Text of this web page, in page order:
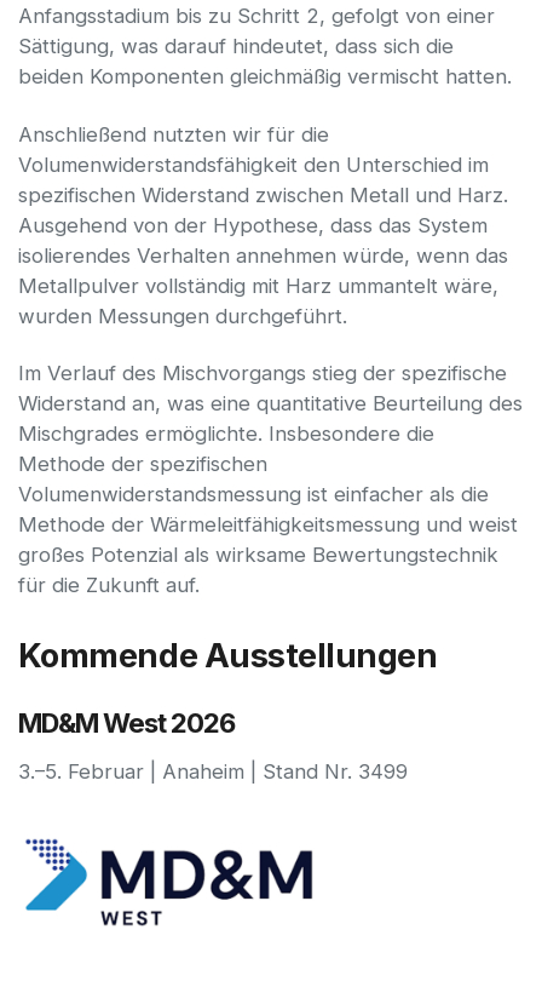
Anfangsstadium bis zu Schritt 2, gefolgt von einer
Sättigung, was darauf hindeutet, dass sich die
beiden Komponenten gleichmäßig vermischt hatten.
Anschließend nutzten wir für die
Volumenwiderstandsfähigkeit den Unterschied im
spezifischen Widerstand zwischen Metall und Harz.
Ausgehend von der Hypothese, dass das System
isolierendes Verhalten annehmen würde, wenn das
Metallpulver vollständig mit Harz ummantelt wäre,
wurden Messungen durchgeführt.
Im Verlauf des Mischvorgangs stieg der spezifische
Widerstand an, was eine quantitative Beurteilung des
Mischgrades ermöglichte. Insbesondere die
Methode der spezifischen
Volumenwiderstandsmessung ist einfacher als die
Methode der Wärmeleitfähigkeitsmessung und weist
großes Potenzial als wirksame Bewertungstechnik
für die Zukunft auf.
Kommende Ausstellungen
MD&M West 2026
3.–5. Februar | Anaheim | Stand Nr. 3499